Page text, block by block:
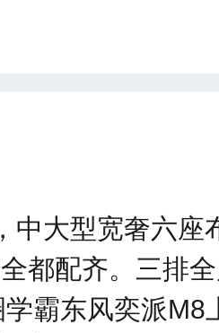
大型宽奢六座
都配齐。三排
霸东风奕派